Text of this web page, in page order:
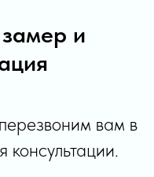
и
вам в